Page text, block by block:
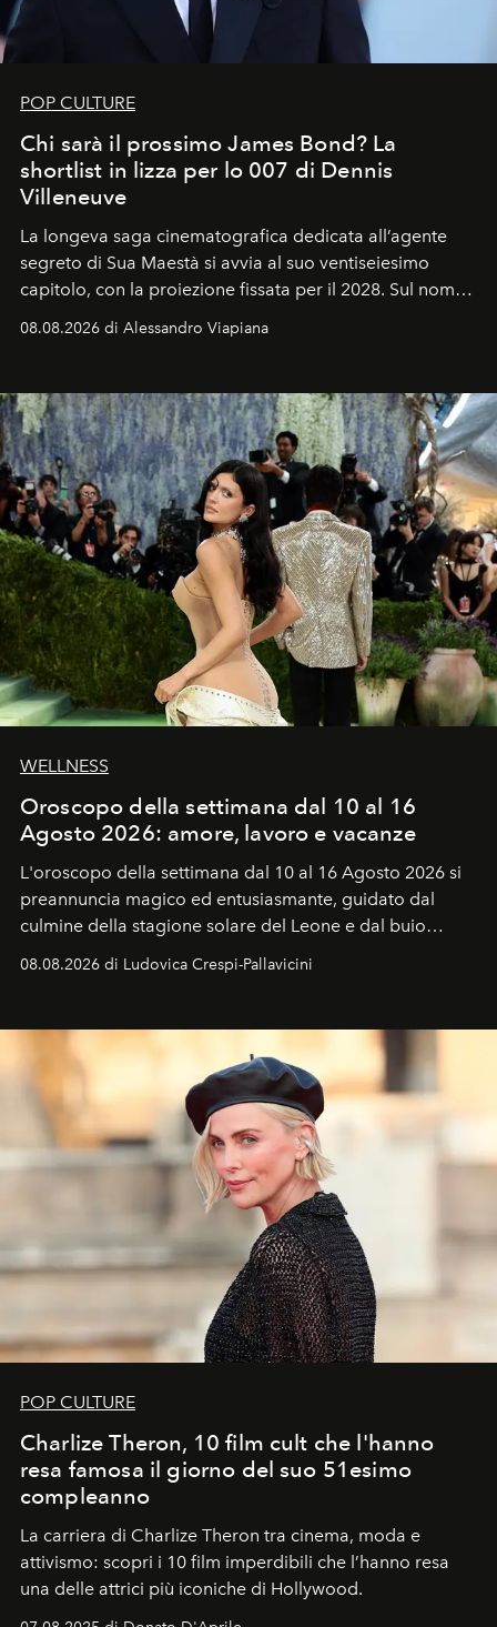
POP CULTURE
Chi sarà il prossimo James Bond? La
shortlist in lizza per lo 007 di Dennis
Villeneuve
La longeva saga cinematografica dedicata all’agente
segreto di Sua Maestà si avvia al suo ventiseiesimo
capitolo, con la proiezione fissata per il 2028. Sul nome
Craig, però, regna ancora il più assoluto riserbo.
08.08.2026 di Alessandro Viapiana
WELLNESS
Oroscopo della settimana dal 10 al 16
Agosto 2026: amore, lavoro e vacanze
L'oroscopo della settimana dal 10 al 16 Agosto 2026 si
preannuncia magico ed entusiasmante, guidato dal
culmine della stagione solare del Leone e dal buio
ideale per la notte delle Perseidi.
08.08.2026 di Ludovica Crespi-Pallavicini
POP CULTURE
Charlize Theron, 10 film cult che l'hanno
resa famosa il giorno del suo 51esimo
compleanno
La carriera di Charlize Theron tra cinema, moda e
attivismo: scopri i 10 film imperdibili che l’hanno resa
una delle attrici più iconiche di Hollywood.